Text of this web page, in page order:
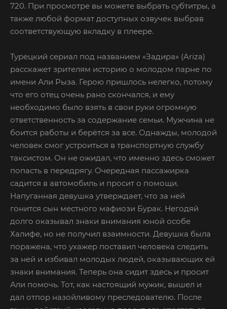
720. При просмотре вы можете выбрать субтитры, а
также любой формат доступных озвучек выбрав
соответствующую вкладку в плеере.
Турецкий сериал под названием «Задира» (Ariza)
расскажет зрителям историю о молодом парне по
имени Али Рыза. Герою пришлось нелегко, потому
что его отец очень рано скончался, и ему
необходимо было взять в свои руки огромную
ответственность за содержание семьи. Мужчина не
боится работы и берётся за все. Однажды, молодой
человек смог устроиться в транспортную службу
таксистом. Он не ожидал, что именно здесь сможет
попасть в передрягу. Очередная пассажирка
садится в автомобиль и просит о помощи.
Напуганная девушка утверждает, что за ней
гонится сын местного мафиози Бурак. Негодяй
долго оказывал знаки внимания юной особе
Халифе, но не получил взаимности. Девушка была
поражена, что ухажер поставил человека следить
за ней и избивал молодых людей, оказывающих ей
знаки внимания. Теперь она сидит здесь и просит
Али помочь. Тот, как настоящий мужик, вышел и
дал отпор назойливому преследователю. После